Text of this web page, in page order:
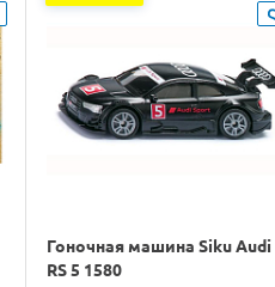
Гоночная машина Siku Audi
RS 5 1580